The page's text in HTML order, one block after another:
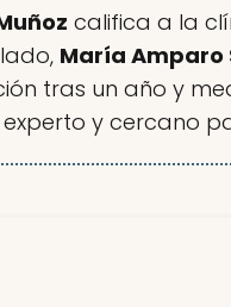
califica a la
María Amparo
tras un año y
y cercano